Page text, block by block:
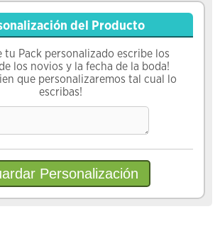
del Producto
tu Pack personalizado escribe los
los novios y la fecha de la boda!
que personalizaremos tal cual lo
escribas!